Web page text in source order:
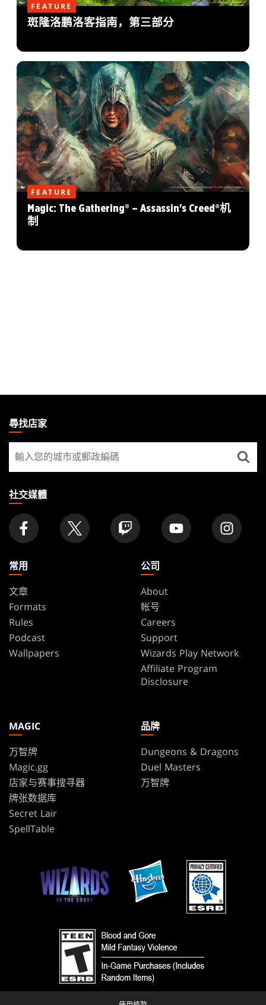
FEATURE
斑隆洛鹏洛客指南，第三部分
FEATURE
Magic: The Gathering® – Assassin's Creed®机
制
THE
GATHERING
FOOTER
尋找店家
尋
找
家
社交媒體
常用
文章
Formats
Rules
Podcast
Wallpapers
公司
About
帐号
Careers
Support
Wizards Play Network
Affiliate Program
Disclosure
MAGIC
万智牌
Magic.gg
店家与赛事搜寻器
牌张数据库
Secret Lair
SpellTable
品牌
Dungeons & Dragons
Duel Masters
万智牌